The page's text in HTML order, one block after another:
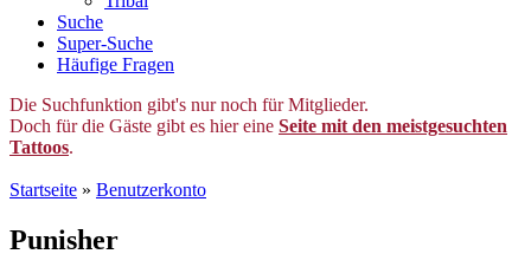
Suche
Super-Suche
Häufige Fragen
Die Suchfunktion gibt's nur noch für Mitglieder.
Doch für die Gäste gibt es hier eine Seite mit den meistgesuchten
Tattoos.
Startseite » Benutzerkonto
Punisher